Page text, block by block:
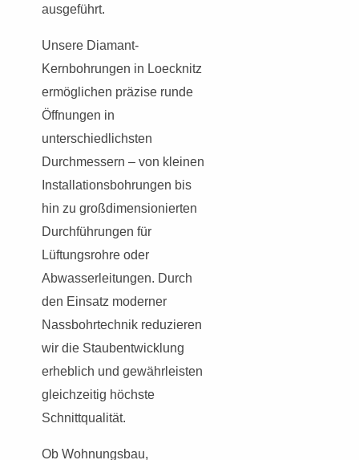
ausgeführt.
Unsere Diamant-
Kernbohrungen in Loecknitz
ermöglichen präzise runde
Öffnungen in
unterschiedlichsten
Durchmessern – von kleinen
Installationsbohrungen bis
hin zu großdimensionierten
Durchführungen für
Lüftungsrohre oder
Abwasserleitungen. Durch
den Einsatz moderner
Nassbohrtechnik reduzieren
wir die Staubentwicklung
erheblich und gewährleisten
gleichzeitig höchste
Schnittqualität.
Ob Wohnungsbau,